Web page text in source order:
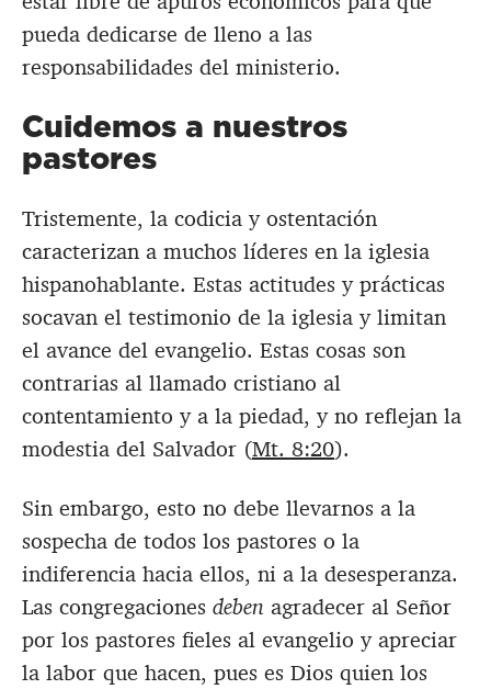
pueda dedicarse de lleno a las
responsabilidades del ministerio.
Cuidemos a nuestros
pastores
Tristemente, la codicia y ostentación
caracterizan a muchos líderes en la iglesia
hispanohablante. Estas actitudes y prácticas
socavan el testimonio de la iglesia y limitan
el avance del evangelio. Estas cosas son
contrarias al llamado cristiano al
contentamiento y a la piedad, y no reflejan la
modestia del Salvador (Mt. 8:20).
Sin embargo, esto no debe llevarnos a la
sospecha de todos los pastores o la
indiferencia hacia ellos, ni a la desesperanza.
Las congregaciones deben agradecer al Señor
por los pastores fieles al evangelio y apreciar
la labor que hacen, pues es Dios quien los